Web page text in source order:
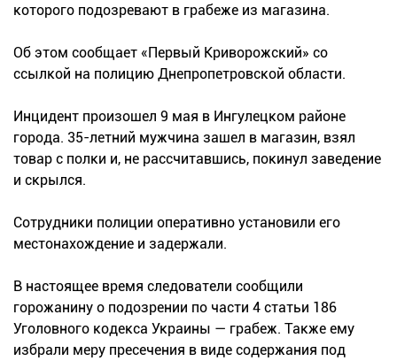
которого подозревают в грабеже из магазина.
Об этом сообщает «Первый Криворожский» со
ссылкой на полицию Днепропетровской области.
Инцидент произошел 9 мая в Ингулецком районе
города. 35-летний мужчина зашел в магазин, взял
товар с полки и, не рассчитавшись, покинул заведение
и скрылся.
Сотрудники полиции оперативно установили его
местонахождение и задержали.
В настоящее время следователи сообщили
горожанину о подозрении по части 4 статьи 186
Уголовного кодекса Украины — грабеж. Также ему
избрали меру пресечения в виде содержания под